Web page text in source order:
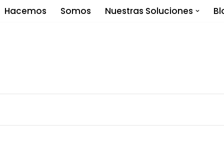
Hacemos Somos Nuestras Soluciones